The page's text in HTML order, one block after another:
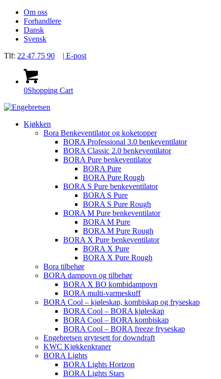
Om oss
Forhandlere
Dansk
Svensk
Tlf: 22 47 75 90 | E-post
0Shopping Cart
Kjøkken
Bora Benkeventilator og koketopper
BORA Professional 3.0 benkeventilator
BORA Classic 2.0 benkeventilator
BORA Pure benkeventilator
BORA Pure
BORA Pure Rough
BORA S Pure benkeventilator
BORA S Pure
BORA S Pure Rough
BORA M Pure benkeventilator
BORA M Pure
BORA M Pure Rough
BORA X Pure benkeventilator
BORA X Pure
BORA X Pure Rough
Bora tilbehør
BORA dampovn og tilbehør
BORA X BO kombidampovn
BORA multi-varmeskuff
BORA Cool – kjøleskap, kombiskap og fryseskap
BORA Cool – BORA kjøleskap
BORA Cool – BORA kombiskap
BORA Cool – BORA freeze fryseskap
Engebretsen grytesett for downdraft
KWC Kjøkkenkraner
BORA Lights
BORA Lights Horizon
BORA Lights Stars